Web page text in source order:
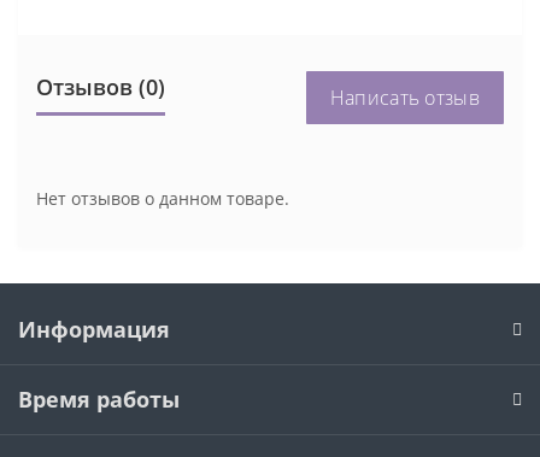
Отзывов (0) Написать отзыв
Нет отзывов о данном товаре.
Информация
Время работы